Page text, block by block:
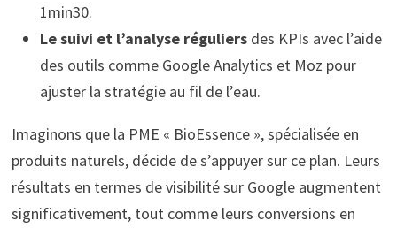
1min30.
Le suivi et l’analyse réguliersdes KPIs avec l’aide
des outils comme Google Analytics et Moz pour
ajuster la stratégie au fil de l’eau.
Imaginons que la PME « BioEssence », spécialisée en
produits naturels, décide de s’appuyer sur ce plan. Leurs
résultats en termes de visibilité sur Google augmentent
significativement, tout comme leurs conversions en